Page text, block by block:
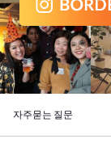
자주묻는 질문